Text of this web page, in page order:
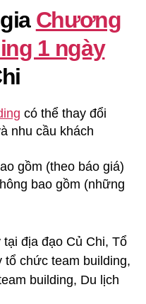
Chương
1 ngày
có thể thay đổi
nhu cầu khách
gồm (theo báo giá)
bao gồm (những